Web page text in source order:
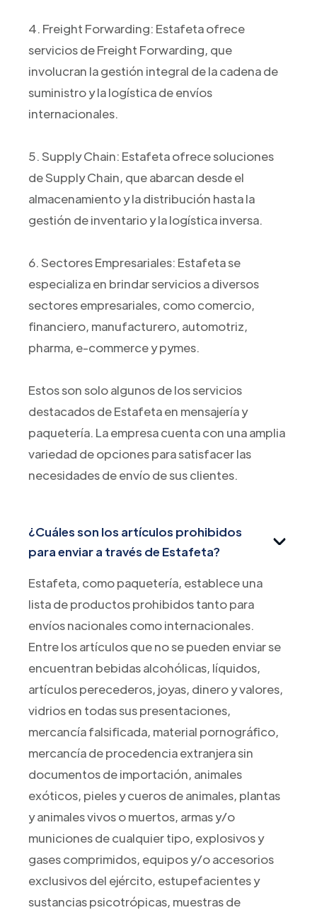
4. Freight Forwarding: Estafeta ofrece
servicios de Freight Forwarding, que
involucran la gestión integral de la cadena de
suministro y la logística de envíos
internacionales.
5. Supply Chain: Estafeta ofrece soluciones
de Supply Chain, que abarcan desde el
almacenamiento y la distribución hasta la
gestión de inventario y la logística inversa.
6. Sectores Empresariales: Estafeta se
especializa en brindar servicios a diversos
sectores empresariales, como comercio,
financiero, manufacturero, automotriz,
pharma, e-commerce y pymes.
Estos son solo algunos de los servicios
destacados de Estafeta en mensajería y
paquetería. La empresa cuenta con una amplia
variedad de opciones para satisfacer las
necesidades de envío de sus clientes.
¿Cuáles son los artículos prohibidos
para enviar a través de Estafeta?
Estafeta, como paquetería, establece una
lista de productos prohibidos tanto para
envíos nacionales como internacionales.
Entre los artículos que no se pueden enviar se
encuentran bebidas alcohólicas, líquidos,
artículos perecederos, joyas, dinero y valores,
vidrios en todas sus presentaciones,
mercancía falsificada, material pornográfico,
mercancía de procedencia extranjera sin
documentos de importación, animales
exóticos, pieles y cueros de animales, plantas
y animales vivos o muertos, armas y/o
municiones de cualquier tipo, explosivos y
gases comprimidos, equipos y/o accesorios
exclusivos del ejército, estupefacientes y
sustancias psicotrópicas, muestras de